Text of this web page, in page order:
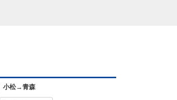
小松→青森